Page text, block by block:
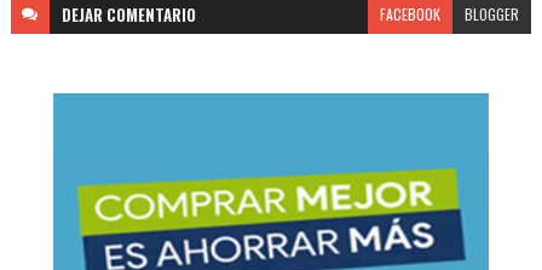
DEJAR COMENTARIO FACEBOOK BLOGGER